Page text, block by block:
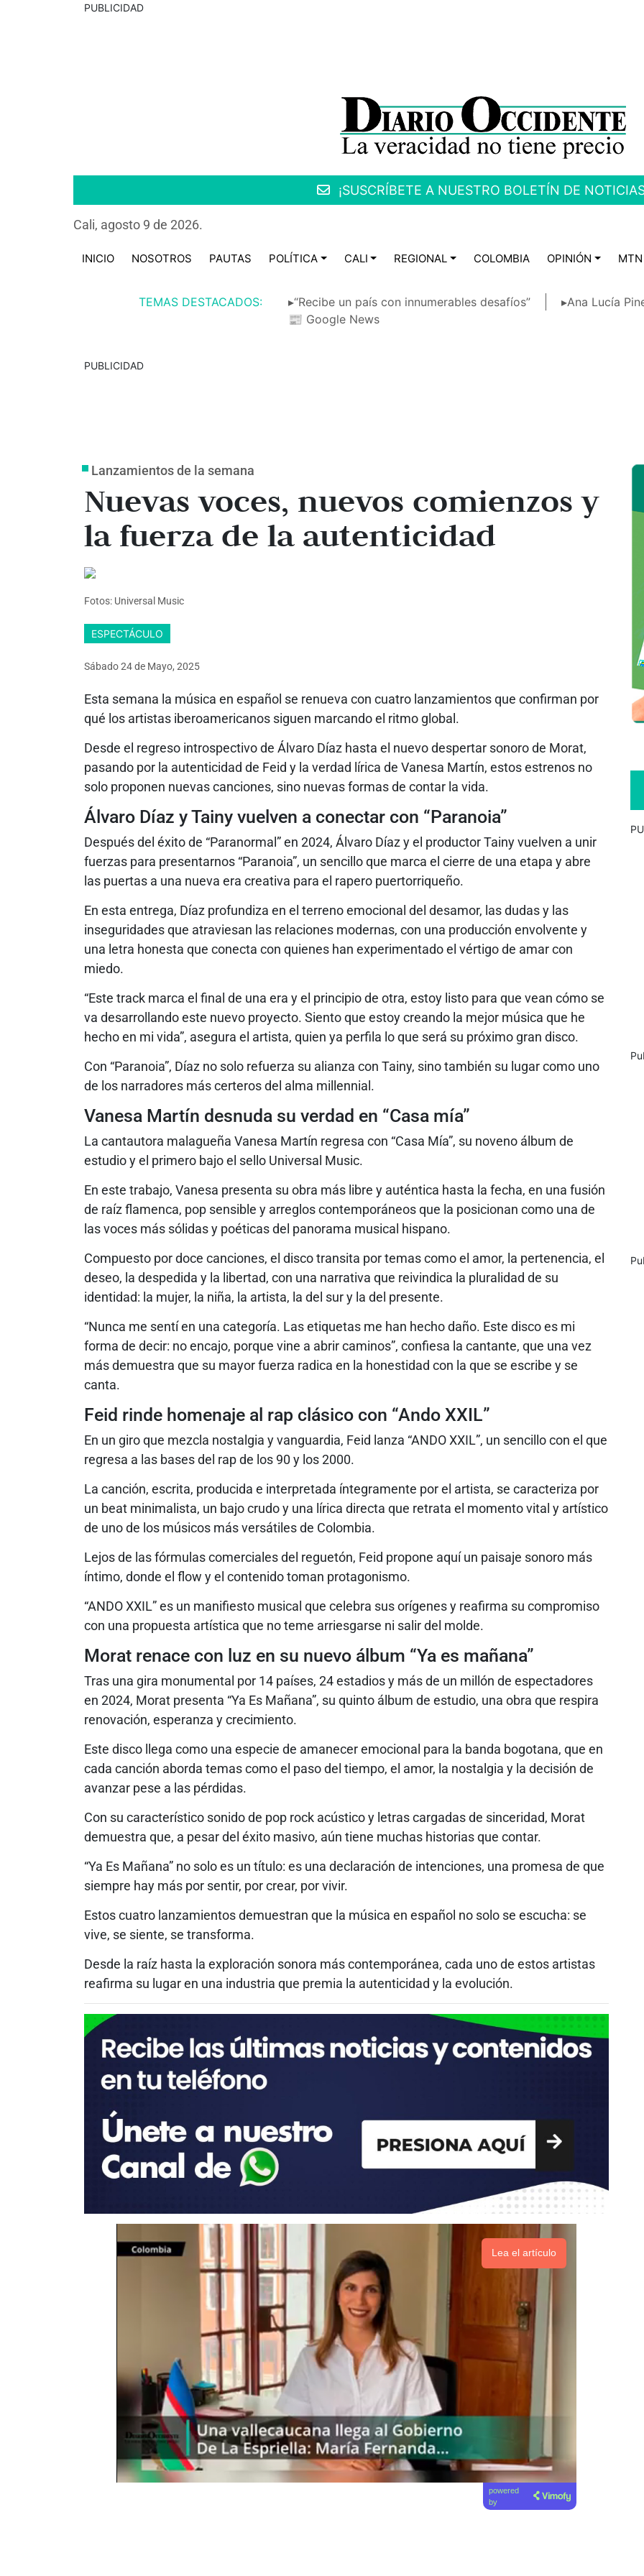
PUBLICIDAD
¡SUSCRÍBETE A NUESTRO BOLETÍN DE
Cali, agosto 9 de 2026.
INICIO NOSOTROS PAUTAS POLÍTICA CALI REGIONAL COLOMBIA OPINIÓN MTN
TEMAS DESTACADOS: ▸“Recibe un país con innumerables desafíos”
▸Ana Lucía
📰 Google News
PUBLICIDAD
Lanzamientos de la semana
Nuevas voces, nuevos comienzos y
la fuerza de la autenticidad
Fotos: Universal Music
ESPECTÁCULO
Sábado 24de Mayo, 2025
Esta semana la música en español se renueva con cuatro lanzamientos que confirman por
qué los artistas iberoamericanos siguen marcando el ritmo global.
Desde el regreso introspectivo de Álvaro Díaz hasta el nuevo despertar sonoro de Morat,
pasando por la autenticidad de Feid y la verdad lírica de Vanesa Martín, estos estrenos no
solo proponen nuevas canciones, sino nuevas formas de contar la vida.
Álvaro Díaz y Tainy vuelven a conectar con “Paranoia”
Después del éxito de “Paranormal” en 2024, Álvaro Díaz y el productor Tainy vuelven a unir
fuerzas para presentarnos “Paranoia”, un sencillo que marca el cierre de una etapa y abre
las puertas a una nueva era creativa para el rapero puertorriqueño.
En esta entrega, Díaz profundiza en el terreno emocional del desamor, las dudas y las
inseguridades que atraviesan las relaciones modernas, con una producción envolvente y
una letra honesta que conecta con quienes han experimentado el vértigo de amar con
miedo.
“Este track marca el final de una era y el principio de otra, estoy listo para que vean cómo se
va desarrollando este nuevo proyecto. Siento que estoy creando la mejor música que he
hecho en mi vida”, asegura el artista, quien ya perfila lo que será su próximo gran disco.
Con “Paranoia”, Díaz no solo refuerza su alianza con Tainy, sino también su lugar como uno
de los narradores más certeros del alma millennial.
Vanesa Martín desnuda su verdad en “Casa mía”
La cantautora malagueña Vanesa Martín regresa con “Casa Mía”, su noveno álbum de
estudio y el primero bajo el sello Universal Music.
En este trabajo, Vanesa presenta su obra más libre y auténtica hasta la fecha, en una fusión
de raíz flamenca, pop sensible y arreglos contemporáneos que la posicionan como una de
las voces más sólidas y poéticas del panorama musical hispano.
Compuesto por doce canciones, el disco transita por temas como el amor, la pertenencia, el
deseo, la despedida y la libertad, con una narrativa que reivindica la pluralidad de su
identidad: la mujer, la niña, la artista, la del sur y la del presente.
“Nunca me sentí en una categoría. Las etiquetas me han hecho daño. Este disco es mi
forma de decir: no encajo, porque vine a abrir caminos”, confiesa la cantante, que una vez
más demuestra que su mayor fuerza radica en la honestidad con la que se escribe y se
canta.
Feid rinde homenaje al rap clásico con “Ando XXIL”
En un giro que mezcla nostalgia y vanguardia, Feid lanza “ANDO XXIL”, un sencillo con el que
regresa a las bases del rap de los 90 y los 2000.
La canción, escrita, producida e interpretada íntegramente por el artista, se caracteriza por
un beat minimalista, un bajo crudo y una lírica directa que retrata el momento vital y artístico
de uno de los músicos más versátiles de Colombia.
Lejos de las fórmulas comerciales del reguetón, Feid propone aquí un paisaje sonoro más
íntimo, donde el flow y el contenido toman protagonismo.
“ANDO XXIL” es un manifiesto musical que celebra sus orígenes y reafirma su compromiso
con una propuesta artística que no teme arriesgarse ni salir del molde.
Morat renace con luz en su nuevo álbum “Ya es mañana”
Tras una gira monumental por 14 países, 24 estadios y más de un millón de espectadores
en 2024, Morat presenta “Ya Es Mañana”, su quinto álbum de estudio, una obra que respira
renovación, esperanza y crecimiento.
Este disco llega como una especie de amanecer emocional para la banda bogotana, que en
cada canción aborda temas como el paso del tiempo, el amor, la nostalgia y la decisión de
avanzar pese a las pérdidas.
Con su característico sonido de pop rock acústico y letras cargadas de sinceridad, Morat
demuestra que, a pesar del éxito masivo, aún tiene muchas historias que contar.
“Ya Es Mañana” no solo es un título: es una declaración de intenciones, una promesa de que
siempre hay más por sentir, por crear, por vivir.
Estos cuatro lanzamientos demuestran que la música en español no solo se escucha: se
vive, se siente, se transforma.
Desde la raíz hasta la exploración sonora más contemporánea, cada uno de estos artistas
reafirma su lugar en una industria que premia la autenticidad y la evolución.
Lea el artículo
powered
by